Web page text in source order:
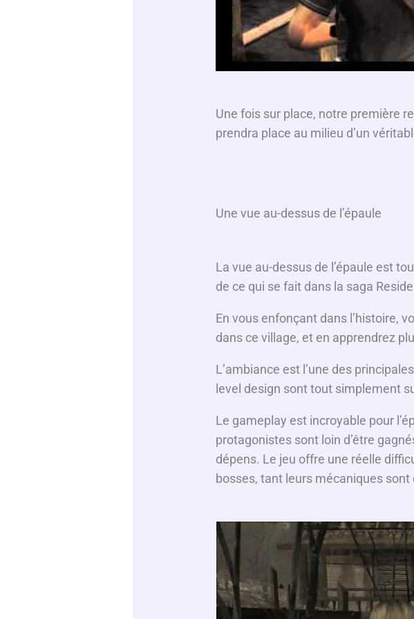
Une fois sur place, notre première
prendra place au milieu d’un
Une vue au-dessus de l’épaule
La vue au-dessus de l’épaule est
de ce qui se fait dans la saga
En vous enfonçant dans l’histoire,
dans ce village, et en apprendrez
L’ambiance est l’une des
level design sont tout simplement
Le gameplay est incroyable pour
protagonistes sont loin d’être
dépens. Le jeu offre une réelle
bosses, tant leurs mécaniques sont